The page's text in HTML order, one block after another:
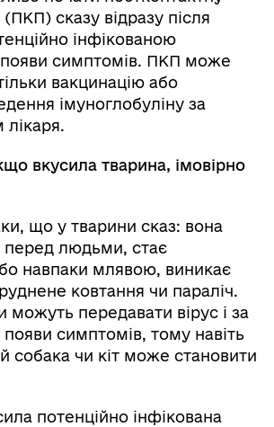
сказу відразу після
інфікованою
симптомів. ПКП може
вакцинацію або
імуноглобуліну за
вкусила тварина, імовірно
що у тварини сказ: вона
перед людьми, стає
навпаки млявою, виникає
ковтання чи параліч.
можуть передавати вірус і за
появи симптомів, тому навіть
собака чи кіт може становити
потенційно інфікована